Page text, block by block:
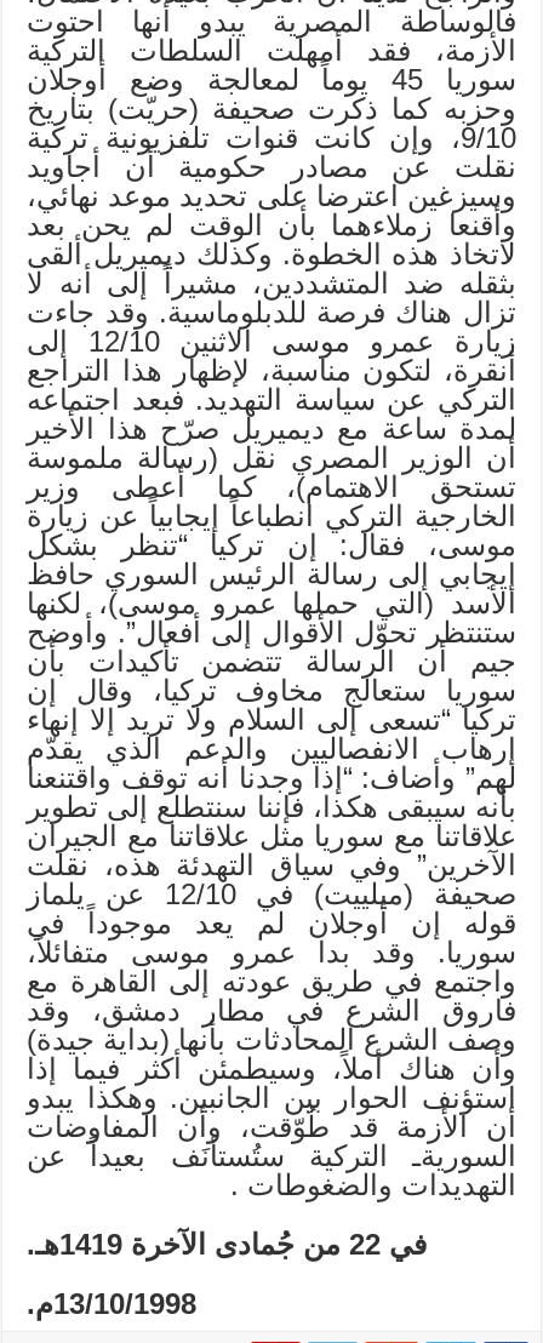
فالوساطة المصرية يبدو أنها احتوت
الأزمة، فقد أمهلت السلطات التركية
سوريا 45 يوماً لمعالجة وضع أوجلان
وحزبه كما ذكرت صحيفة (حريّت) بتاريخ
9/10، وإن كانت قنوات تلفزيونية تركية
نقلت عن مصادر حكومية أن أجاويد
وسيزغين اعترضا على تحديد موعد نهائي،
وأقنعا زملاءهما بأن الوقت لم يحن بعد
لاتخاذ هذه الخطوة. وكذلك ديميريل ألقى
بثقله ضد المتشددين، مشيراً إلى أنه لا
تزال هناك فرصة للدبلوماسية. وقد جاءت
زيارة عمرو موسى الاثنين 12/10 إلى
أنقرة، لتكون مناسبة، لإظهار هذا التراجع
التركي عن سياسة التهديد. فبعد اجتماعه
لمدة ساعة مع ديميريل صرّح هذا الأخير
أن الوزير المصري نقل (رسالة ملموسة
تستحق الاهتمام)، كما أعطى وزير
الخارجية التركي انطباعاً إيجابياً عن زيارة
موسى، فقال: إن تركيا “تنظر بشكل
إيجابي إلى رسالة الرئيس السوري حافظ
الأسد (التي حملها عمرو موسى)، لكنها
ستنتظر تحوّل الأقوال إلى أفعال”. وأوضح
جيم أن الرسالة تتضمن تأكيدات بأن
سوريا ستعالج مخاوف تركيا، وقال إن
تركيا “تسعى إلى السلام ولا تريد إلا إنهاء
إرهاب الانفصاليين والدعم الذي يقدّم
لهم” وأضاف: “إذا وجدنا أنه توقف واقتنعنا
بأنه سيبقى هكذا، فإننا سنتطلع إلى تطوير
علاقاتنا مع سوريا مثل علاقاتنا مع الجيران
الآخرين” وفي سياق التهدئة هذه، نقلت
صحيفة (ميلييت) في 12/10 عن يلماز
قوله إن أوجلان لم يعد موجوداً في
سوريا. وقد بدا عمرو موسى متفائلاً،
واجتمع في طريق عودته إلى القاهرة مع
فاروق الشرع في مطار دمشق، وقد
وصف الشرع المحادثات بأنها (بداية جيدة)
وأن هناك أملاً، وسيطمئن أكثر فيما إذا
استؤنف الحوار بين الجانبين. وهكذا يبدو
أن الأزمة قد طُوّقت، وأن المفاوضات
السوريةـ التركية ستُستأنَف بعيداً عن
التهديدات والضغوطات .
في 22 من جُمادى الآخرة 1419هـ.
13/10/1998م.